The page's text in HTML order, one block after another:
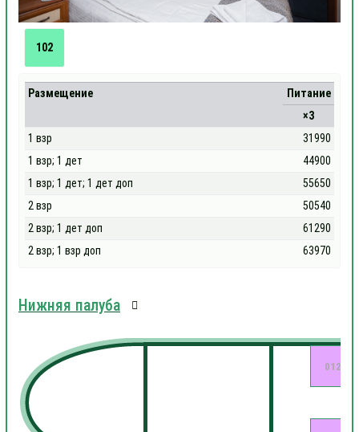
102
Размещение
Питание
×3
1 взр
31990
1 взр; 1 дет
44900
1 взр; 1 дет; 1 дет доп
55650
2 взр
50540
2 взр; 1 дет доп
61290
2 взр; 1 взр доп
63970
Нижняя палуба
012